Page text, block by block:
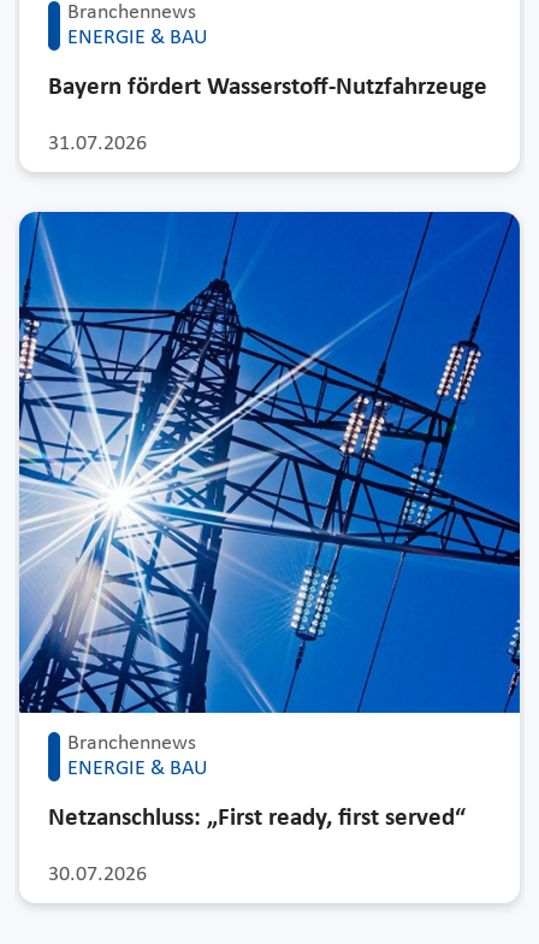
Branchennews
ENERGIE & BAU
31.07.2026
Bayern fördert Wasserstoff-Nutzfahrzeuge
Branchennews
ENERGIE & BAU
30.07.2026
Netzanschluss: „First ready, first served“